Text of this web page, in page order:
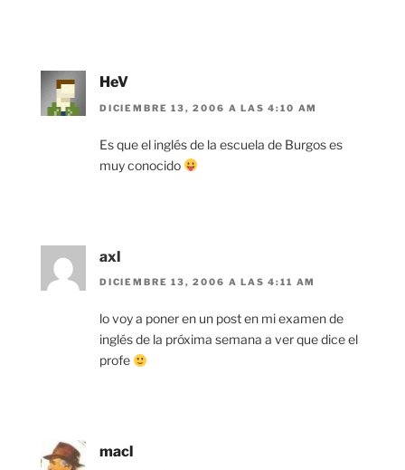
HeV
DICIEMBRE 13, 2006 A LAS 4:10 AM
Es que el inglés de la escuela de Burgos es
muy conocido
axl
DICIEMBRE 13, 2006 A LAS 4:11 AM
lo voy a poner en un post en mi examen de
inglés de la próxima semana a ver que dice el
profe
macl